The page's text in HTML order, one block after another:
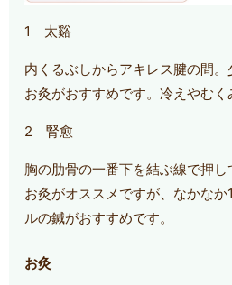
1 太谿
内くるぶしからアキレス腱の間。
お灸がおすすめです。冷えやむく
2 腎愈
胸の肋骨の一番下を結ぶ線で押し
お灸がオススメですが、なかな
ルの鍼がおすすめです。
お灸